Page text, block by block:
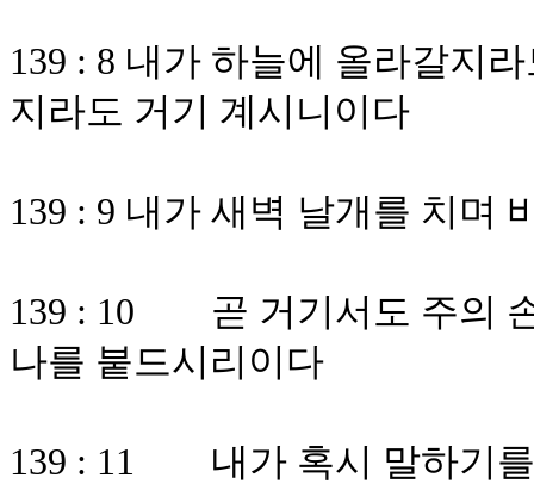
139 : 8 내가 하늘에 올라갈지
지라도 거기 계시니이다
139 : 9 내가 새벽 날개를 치며
139 : 10 곧 거기서도 주의
나를 붙드시리이다
139 : 11 내가 혹시 말하기를